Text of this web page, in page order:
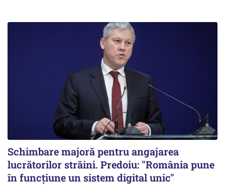
Schimbare majoră pentru angajarea
lucrătorilor străini. Predoiu: "România pune
în funcțiune un sistem digital unic"